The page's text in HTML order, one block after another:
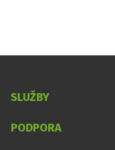
SLUŽBY
PODPORA